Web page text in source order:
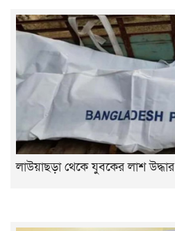
লাউয়াছড়া থেকে যুবকের লাশ উদ্ধার